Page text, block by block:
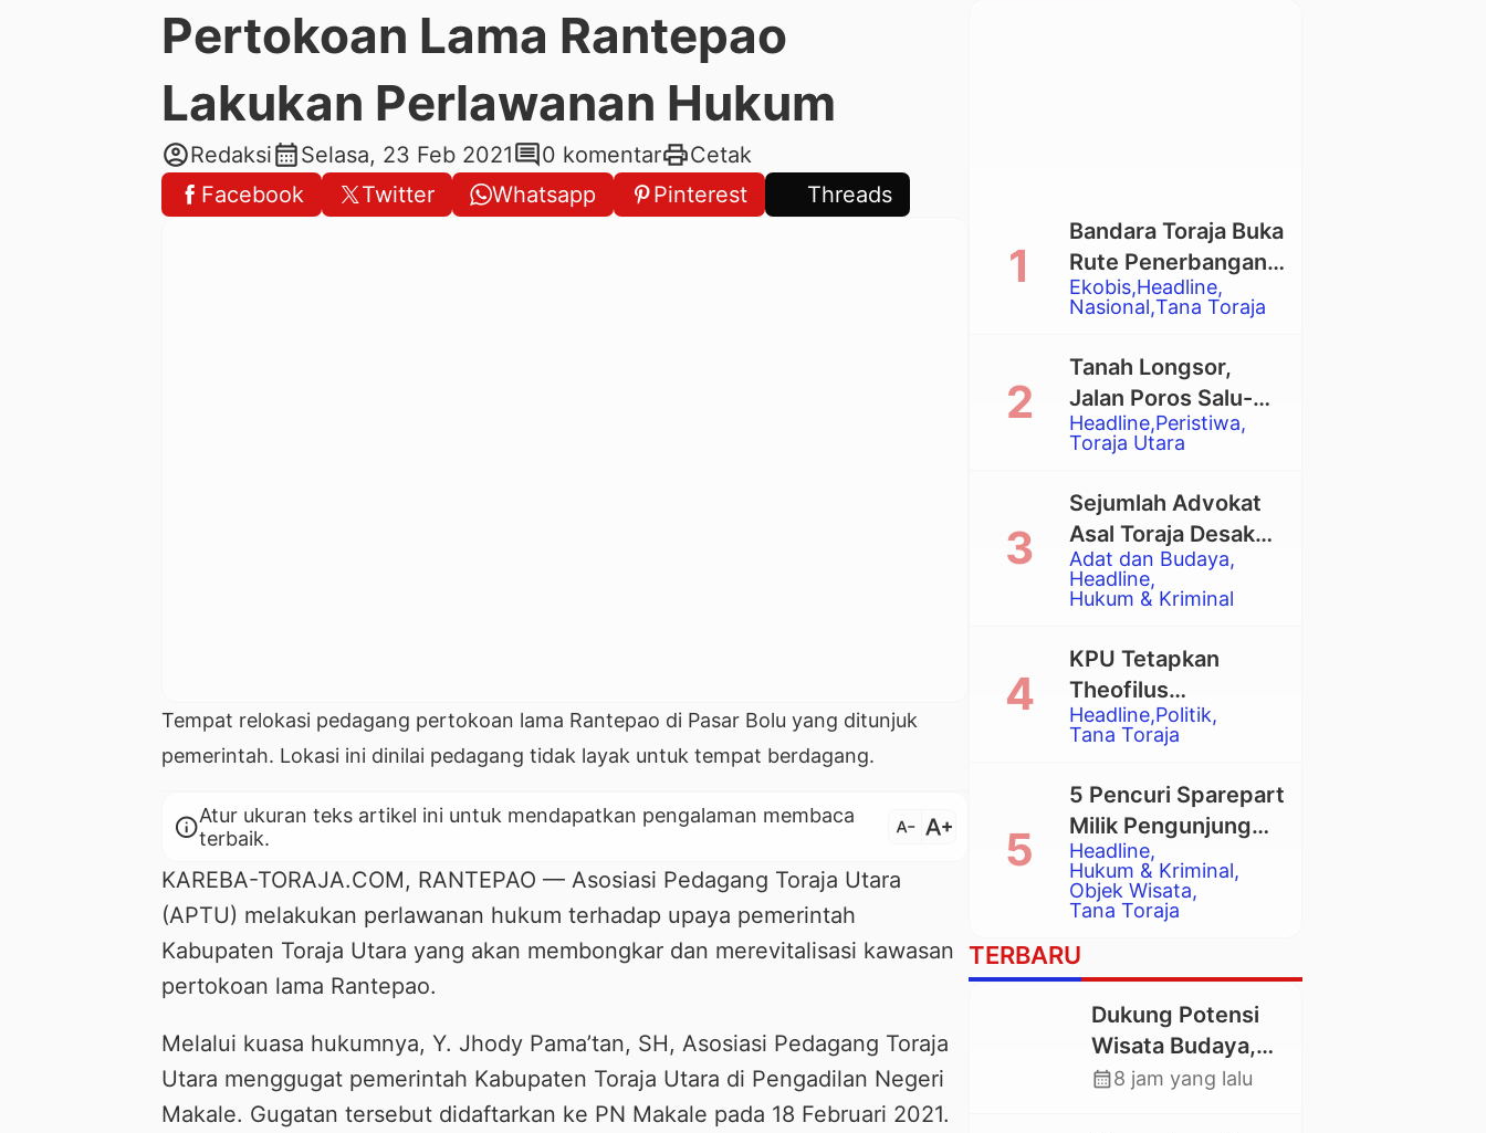
Pertokoan Lama Rantepao
Lakukan Perlawanan Hukum
account_circleRedaksicalendar_monthSelasa, 23 Feb 2021comment0 komentarprintCetak
Facebook
Twitter Whatsapp Pinterest Threads
Tempat relokasi pedagang pertokoan lama Rantepao di Pasar Bolu yang ditunjuk
pemerintah. Lokasi ini dinilai pedagang tidak layak untuk tempat berdagang.
infoAtur ukuran teks artikel ini untuk mendapatkan pengalaman membaca
terbaik.
text_decrease text_increase
KAREBA-TORAJA.COM, RANTEPAO — Asosiasi Pedagang Toraja Utara
(APTU) melakukan perlawanan hukum terhadap upaya pemerintah
Kabupaten Toraja Utara yang akan membongkar dan merevitalisasi kawasan
pertokoan lama Rantepao.
Melalui kuasa hukumnya, Y. Jhody Pama’tan, SH, Asosiasi Pedagang Toraja
Utara menggugat pemerintah Kabupaten Toraja Utara di Pengadilan Negeri
Makale. Gugatan tersebut didaftarkan ke PN Makale pada 18 Februari 2021.
Ekobis Headline
Nasional Tana Toraja
Bandara Toraja Buka
Rute Penerbangan
Langsung Toraja-
Balikpapan
Headline Peristiwa
Toraja Utara
Tanah Longsor,
Jalan Poros Salu-
Dende’ Tertutup
Total
Adat dan Budaya
Headline
Hukum & Kriminal
Sejumlah Advokat
Asal Toraja Desak
Mahkamah Agung
Larang Penggunaan
Eksekusi Rumah
Adat Tongkonan
Headline Politik
Tana Toraja
KPU Tetapkan
Theofilus
Allorerung dan
Zadrak Tombe
sebagai Bupati dan
Wakil Bupati Tana
Toraja Terpilih
Headline
Hukum & Kriminal
Objek Wisata
Tana Toraja
5 Pencuri Sparepart
Milik Pengunjung
Objek Wisata
Pango-Pango
Ditangkap Polisi
TERBARU
Dukung Potensi
Wisata Budaya,
Mahasiswa KKNT
calendar_month8 jam yang lalu